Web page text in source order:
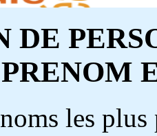
DE
PRENOM
les